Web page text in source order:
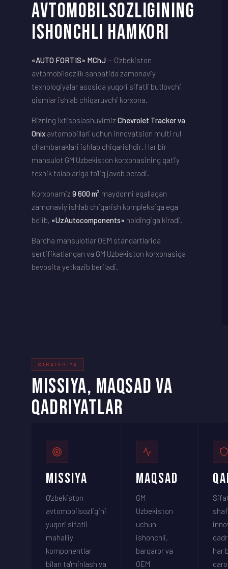
AVTOMOBILSOZLIGINING
ISHONCHLI HAMKORI
«AUTO FORTIS» MChJ— O'zbekiston
avtomobilsozlik sanoatida zamonaviy
texnologiyalar asosida yuqori sifatli butlovchi
qismlar ishlab chiqaruvchi korxona.
Bizning ixtisoslashuvimiz Chevrolet Tracker va
Onix avtomobillari uchun innovatsion multi rul
chambaraklari ishlab chiqarishdir. Har bir
mahsulot GM Uzbekiston korxonasining qat'iy
texnik talablariga to'liq javob beradi.
Korxonamiz 9 600 m² maydonni egallagan
zamonaviy ishlab chiqarish kompleksiga ega
bo'lib, «UzAutocomponents» holdingiga kiradi.
Barcha mahsulotlar OEM standartlarida
sertifikatlangan va GM Uzbekiston korxonasiga
bevosita yetkazib beriladi.
STRATEGIYA
MISSIYA, MAQSAD VA
QADRIYATLAR
Missiya
O'zbekiston
avtomobilsozligini
yuqori sifatli
mahalliy
komponentlar
bilan ta'minlash va
Maqsad
GM
Uzbekiston
uchun
ishonchli,
barqaror va
OEM
har